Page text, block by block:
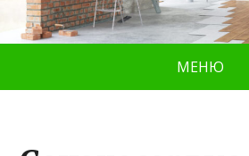
МЕНЮ